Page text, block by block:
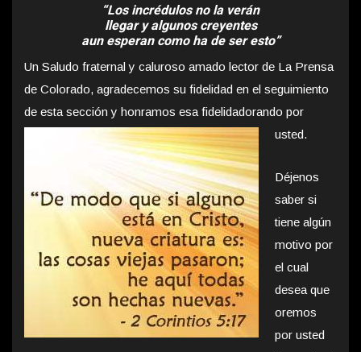
“Los incrédulos no la verán
llegar y algunos creyentes
aun esperan como ha de ser esto”
Un Saludo fraternal y caluroso amado lector de La Prensa
de Colorado, agradecemos su fidelidad en el seguimiento
de esta sección y honramos esa fidelidadorando por
usted.
Déjenos
saber si
tiene algún
motivo por
el cual
desea que
oremos
por usted